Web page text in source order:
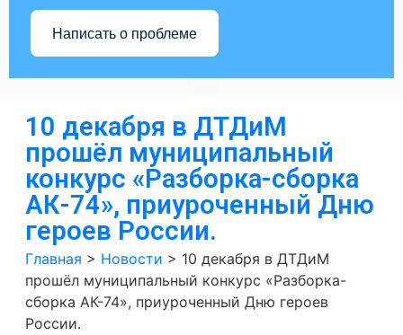
Написать о проблеме
10 декабря в ДТДиМ
прошёл муниципальный
конкурс «Разборка-сборка
АК-74», приуроченный Дню
героев России.
Главная > Новости > 10 декабря в ДТДиМ
прошёл муниципальный конкурс «Разборка-
сборка АК-74», приуроченный Дню героев
России.